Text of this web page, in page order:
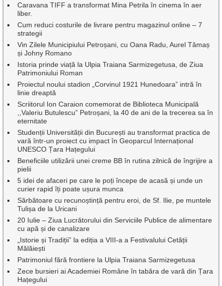
Caravana TIFF a transformat Mina Petrila în cinema în aer
liber.
Cum reduci costurile de livrare pentru magazinul online – 7
strategii
Vin Zilele Municipiului Petroșani, cu Oana Radu, Aurel Tămaș
și Johny Romano
Istoria prinde viață la Ulpia Traiana Sarmizegetusa, de Ziua
Patrimoniului Roman
Proiectul noului stadion „Corvinul 1921 Hunedoara” intră în
linie dreaptă
Scriitorul Ion Caraion comemorat de Biblioteca Municipală
,,Valeriu Butulescu” Petroșani, la 40 de ani de la trecerea sa în
eternitate
Studenții Universității din București au transformat practica de
vară într-un proiect cu impact în Geoparcul Internațional
UNESCO Țara Hațegului
Beneficiile utilizării unei creme BB în rutina zilnică de îngrijire a
pielii
5 idei de afaceri pe care le poți începe de acasă și unde un
curier rapid îți poate ușura munca
Sărbătoare cu recunoștință pentru eroi, de Sf. Ilie, pe muntele
Tulișa de la Uricani
20 Iulie – Ziua Lucrătorului din Serviciile Publice de alimentare
cu apă și de canalizare
„Istorie și Tradiții” la ediția a VIII-a a Festivalului Cetății
Mălăiești
Patrimoniul fără frontiere la Ulpia Traiana Sarmizegetusa
Zece bursieri ai Academiei Române în tabăra de vară din Țara
Hațegului